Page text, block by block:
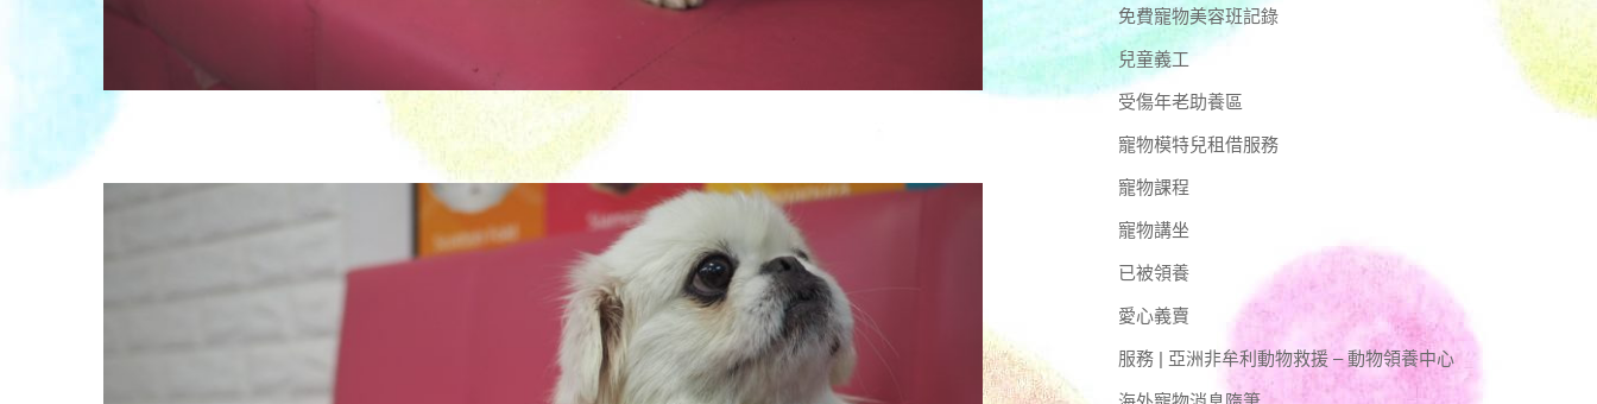
免費寵物美容班記錄
兒童義工
受傷年老助養區
寵物模特兒租借服務
寵物課程
寵物講坐
已被領養
愛心義賣
服務 | 亞洲非牟利動物救援 – 動物領養中心